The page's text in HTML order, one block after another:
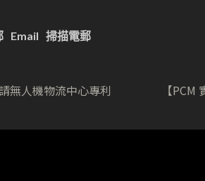
Email 掃描電郵
無人機物流中心專利
【